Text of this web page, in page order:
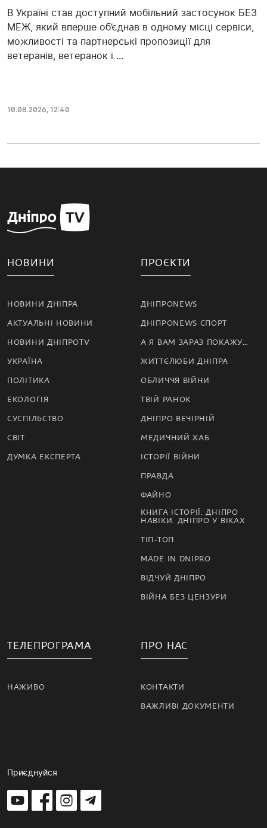
В Україні став доступний мобільний застосунок БЕЗ
МЕЖ, який вперше об’єднав в одному місці сервіси,
можливості та партнерські пропозиції для
ветеранів, ветеранок і ...
10.08.2026, 12:40
НОВИНИ
НОВИНИ ДНІПРА
АКТУАЛЬНІ НОВИНИ
НОВИНИ ДНІПРОTV
УКРАЇНА
ПОЛІТИКА
ЕКОЛОГІЯ
СУСПІЛЬСТВО
СВІТ
ДУМКА ЕКСПЕРТА
ПРОЄКТИ
ДНІПРОNEWS
ДНІПРОNEWS СПОРТ
А Я ВАМ ЗАРАЗ ПОКАЖУ…
ЖИТТЄЛЮБИ ДНІПРА
ОБЛИЧЧЯ ВІЙНИ
ТВІЙ РАНОК
ДНІПРО ВЕЧІРНІЙ
МЕДИЧНИЙ ХАБ
ІСТОРІЇ ВІЙНИ
ПРАВДА
ФАЙНО
КНИГА ІСТОРІЇ. ДНІПРО
НАВІКИ. ДНІПРО У ВІКАХ
ТІП-ТОП
MADE IN DNIPRO
ВІДЧУЙ ДНІПРО
ВІЙНА БЕЗ ЦЕНЗУРИ
ТЕЛЕПРОГРАМА
НАЖИВО
ПРО НАС
КОНТАКТИ
ВАЖЛИВІ ДОКУМЕНТИ
Приєднуйся